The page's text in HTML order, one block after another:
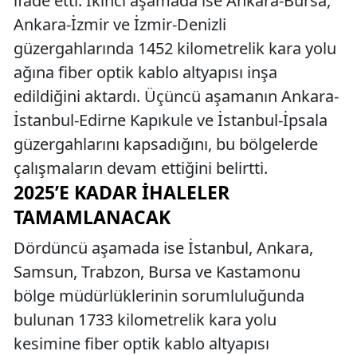
Ankara-İzmir ve İzmir-Denizli
güzergahlarında 1452 kilometrelik kara yolu
ağına fiber optik kablo altyapısı inşa
edildiğini aktardı. Üçüncü aşamanın Ankara-
İstanbul-Edirne Kapıkule ve İstanbul-İpsala
güzergahlarını kapsadığını, bu bölgelerde
çalışmaların devam ettiğini belirtti.
2025’E KADAR İHALELER
TAMAMLANACAK
Dördüncü aşamada ise İstanbul, Ankara,
Samsun, Trabzon, Bursa ve Kastamonu
bölge müdürlüklerinin sorumluluğunda
bulunan 1733 kilometrelik kara yolu
kesimine fiber optik kablo altyapısı